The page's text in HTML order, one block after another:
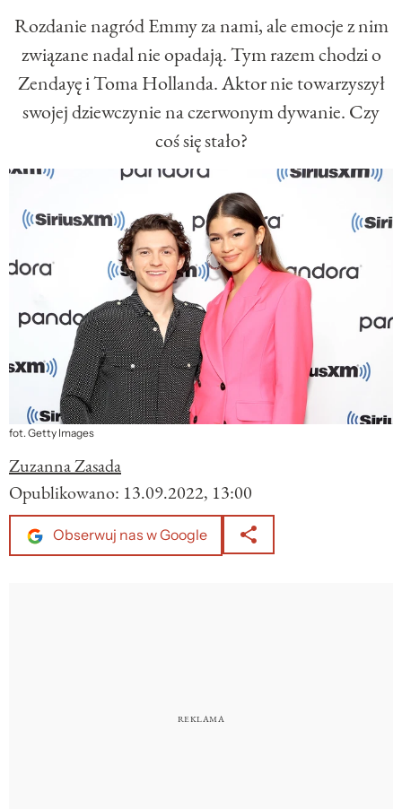
Rozdanie nagród Emmy za nami, ale emocje z nim
związane nadal nie opadają. Tym razem chodzi o
Zendayę i Toma Hollanda. Aktor nie towarzyszył
swojej dziewczynie na czerwonym dywanie. Czy
coś się stało?
fot. Getty Images
Zuzanna Zasada
Opublikowano: 13.09.2022, 13:00
Obserwuj nas w Google